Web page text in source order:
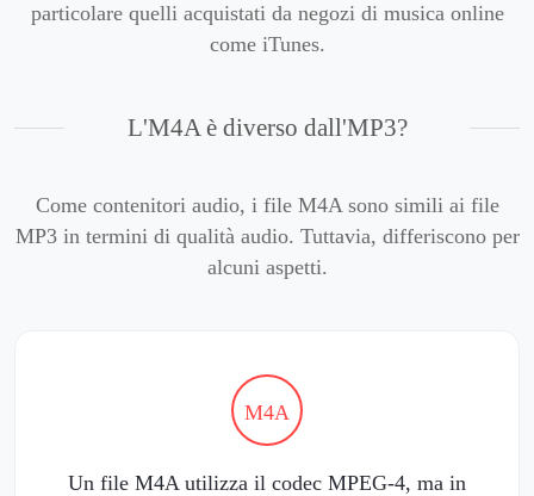
particolare quelli acquistati da negozi di musica online
come iTunes.
L'M4A è diverso dall'MP3?
Come contenitori audio, i file M4A sono simili ai file
MP3 in termini di qualità audio. Tuttavia, differiscono per
alcuni aspetti.
M4A
Un file M4A utilizza il codec MPEG-4, ma in